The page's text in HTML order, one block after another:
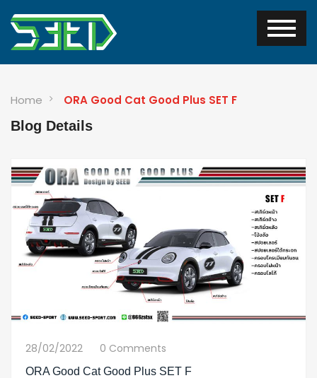
Home ORA Good Cat Good Plus SET F
Blog Details
28/02/2022 0 Comments
ORA Good Cat Good Plus SET F